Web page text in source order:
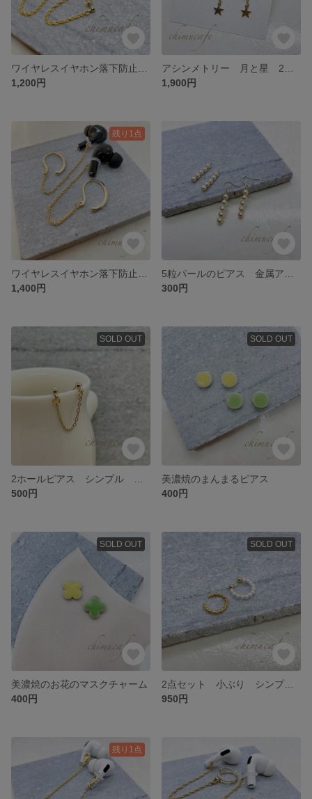
1,200円
1,900円
残り1点
1,400円
300円
SOLD OUT
500円
SOLD OUT
美濃焼のまんまるピアス
400円
SOLD OUT
美濃焼のお花のマスクチャーム
400円
SOLD OUT
2点セット 小ぶり シンプル イヤーカフ パール ツイスト ゴールド
950円
残り1点